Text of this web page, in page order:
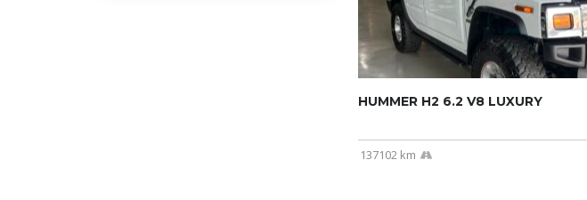
HUMMER H2 6.2 V8 LUXURY
137102 km